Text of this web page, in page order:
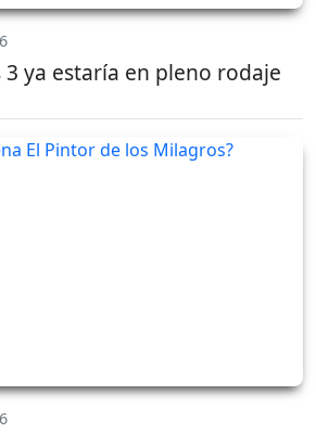
ya estaría en pleno rodaje